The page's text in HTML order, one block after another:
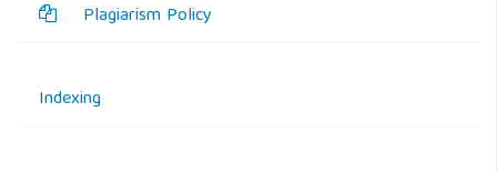
Plagiarism Policy
Indexing